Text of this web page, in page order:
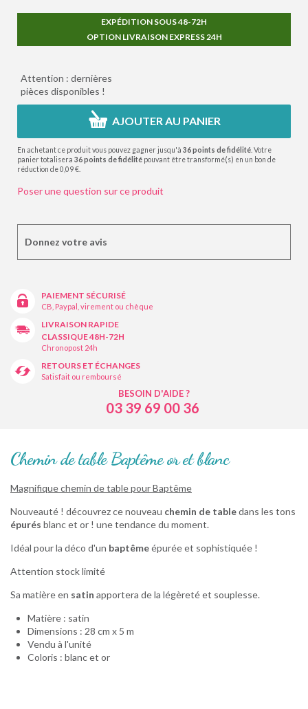
EXPÉDITION SOUS 48-72H
OPTION LIVRAISON EXPRESS 24H
Attention : dernières
pièces disponibles !
AJOUTER AU PANIER
En achetant ce produit vous pouvez gagner jusqu'à 36points de fidélité . Votre
panier totalisera 36points de fidélité pouvant être transformé(s) en un bon de
réduction de0,09 €
Poser une question sur ce produit
Donnez votre avis
PAIEMENT SÉCURISÉ
CB, Paypal, virement ou chèque
LIVRAISON RAPIDE
CLASSIQUE 48H-72H
Chronopost 24h
RETOURS ET ÉCHANGES
Satisfait ou remboursé
BESOIN D'AIDE ?
03 39 69 00 36
Chemin de table Baptême or et blanc
Magnifique chemin de table pour Baptême
Nouveauté ! découvrez ce nouveau chemin de tabledans les tons
épurés blanc et or ! une tendance du moment.
Idéal pour la déco d'un baptêmeépurée et sophistiquée !
Attention stock limité
Sa matière en satin apportera de la légèreté et souplesse.
Matière : satin
Dimensions : 28 cm x 5 m
Vendu à l'unité
Coloris : blanc et or